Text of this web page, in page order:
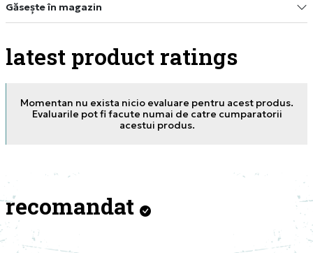
Găsește în magazin
latest product ratings
Momentan nu exista nicio evaluare pentru acest produs.
Evaluarile pot fi facute numai de catre cumparatorii
acestui produs.
recomandat